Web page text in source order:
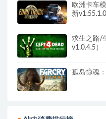
欧洲卡车
新
求生之路/
v1.0.4.5）
孤岛惊魂